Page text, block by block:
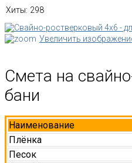
Хиты: 298
Увеличить
Смета на
бани
Наименование
Плёнка
Песок